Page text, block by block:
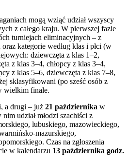
mogą wziąć udział wszyscy
z całego kraju. W pierwszej fazie
turniejach eliminacyjnych – z
kategorie według klas i płci (w
dziewczęta z klas 1–2,
z klas 3–4, chłopcy z klas 3–4,
z klas 5–6, dziewczęta z klas 7–8,
sklasyfikowani (po sześć osób z
wielkim finale.
a drugi – już 21 października w
udział młodzi szachiści z
lubuskiego, mazowieckiego,
mazurskiego,
Czas na zgłoszenia
w kalendarzu 13 października godz.